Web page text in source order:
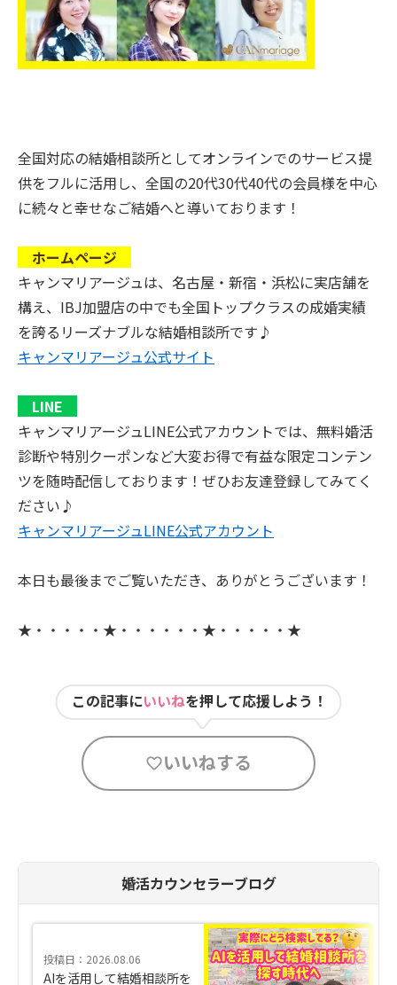
全国対応の結婚相談所としてオンラインでのサービス提
供をフルに活用し、全国の20代30代40代の会員様を中心
に続々と幸せなご結婚へと導いております！
ホームページ
キャンマリアージュは、名古屋・新宿・浜松に実店舗を
構え、IBJ加盟店の中でも全国トップクラスの成婚実績
を誇るリーズナブルな結婚相談所です♪
キャンマリアージュ公式サイト
LINE
キャンマリアージュLINE公式アカウントでは、無料婚活
診断や特別クーポンなど大変お得で有益な限定コンテン
ツを随時配信しております！ぜひお友達登録してみてく
ださい♪
キャンマリアージュLINE公式アカウント
本日も最後までご覧いただき、ありがとうございます！
★・・・・・★・・・・・・★・・・・・★
この記事にいいねを押して応援しよう！
いいねする
婚活カウンセラーブログ
投稿日：2026.08.06
AIを活用して結婚相談所を